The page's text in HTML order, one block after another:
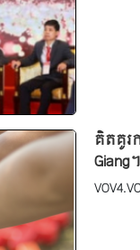
គិតគូរ
Giang។